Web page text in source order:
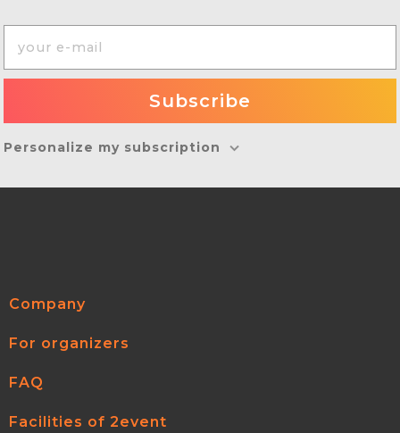
Personalize my subscription
Company
For organizers
FAQ
Facilities of 2event